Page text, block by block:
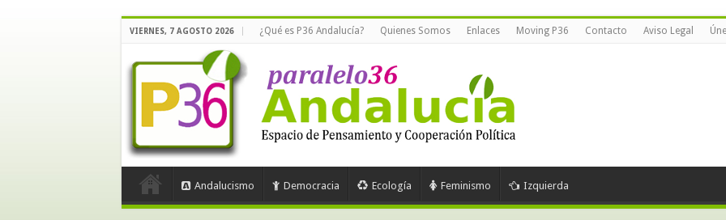
VIERNES, 7 AGOSTO 2026 ¿Qué es P36 Andalucía? Quienes Somos Enlaces Moving P36 Contacto Aviso Legal
Andalucismo Democracia Ecología Feminismo Izquierda